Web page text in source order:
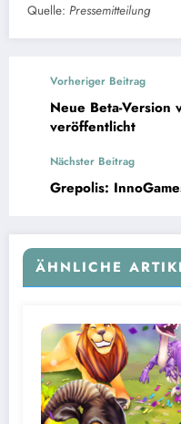
Quelle: Pressemitteilung
Vorheriger Beitrag
Neue Beta-Version
veröffentlicht
Nächster Beitrag
Grepolis:
ÄHNLICHE